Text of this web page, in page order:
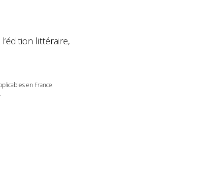
littéraire,
en France.